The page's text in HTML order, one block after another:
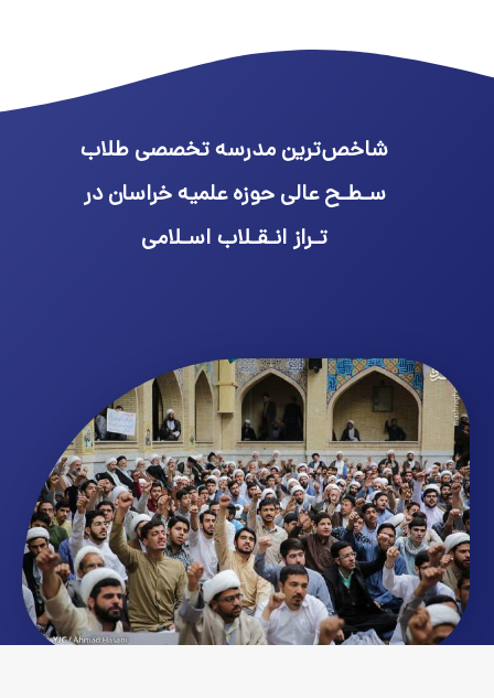
شاخص‌ترین مدرسه تخصصی طلاب
سـطـح عالی حوزه علمیه خراسان در
تـراز انـقـلاب اسـلامی